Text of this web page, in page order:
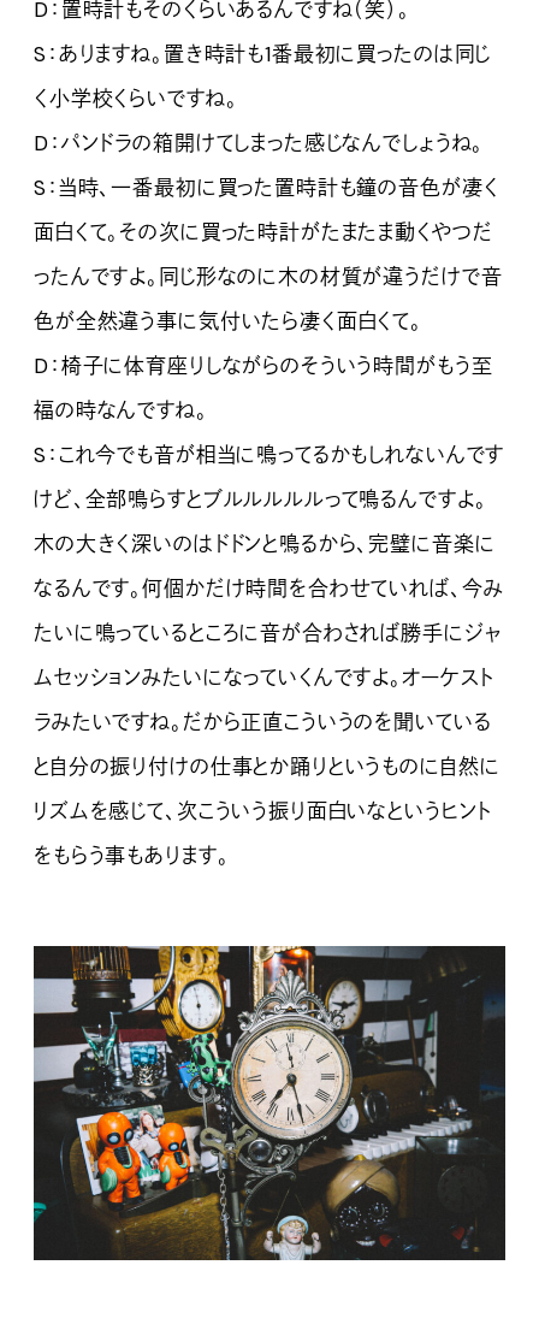
D：置時計もそのくらいあるんですね（笑）。
S：ありますね。置き時計も1番最初に買ったのは同じ
く小学校くらいですね。
D：パンドラの箱開けてしまった感じなんでしょうね。
S：当時、一番最初に買った置時計も鐘の音色が凄く
面白くて。その次に買った時計がたまたま動くやつだ
ったんですよ。同じ形なのに木の材質が違うだけで音
色が全然違う事に気付いたら凄く面白くて。
D：椅子に体育座りしながらのそういう時間がもう至
福の時なんですね。
S：これ今でも音が相当に鳴ってるかもしれないんです
けど、全部鳴らすとブルルルルルって鳴るんですよ。
木の大きく深いのはドドンと鳴るから、完璧に音楽に
なるんです。何個かだけ時間を合わせていれば、今み
たいに鳴っているところに音が合わされば勝手にジャ
ムセッションみたいになっていくんですよ。オーケスト
ラみたいですね。だから正直こういうのを聞いている
と自分の振り付けの仕事とか踊りというものに自然に
リズムを感じて、次こういう振り面白いなというヒント
をもらう事もあります。